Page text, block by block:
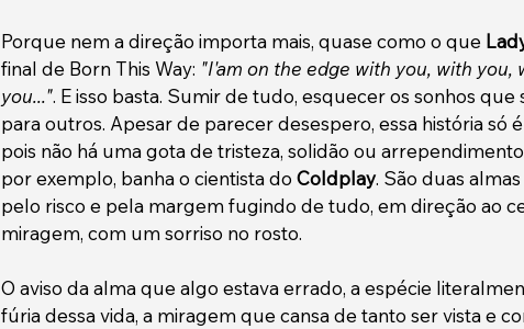
Porque nem a direção importa mais, quase como o que
final de Born This Way: "I'am on the edge with you, with you,
you...". E isso basta. Sumir de tudo, esquecer os sonhos que
para outros. Apesar de parecer desespero, essa história só
pois não há uma gota de tristeza, solidão ou
por exemplo, banha o cientista do Coldplay. São duas
pelo risco e pela margem fugindo de tudo, em direção ao
miragem, com um sorriso no rosto.
O aviso da alma que algo estava errado, a espécie
fúria dessa vida, a miragem que cansa de tanto ser vista e